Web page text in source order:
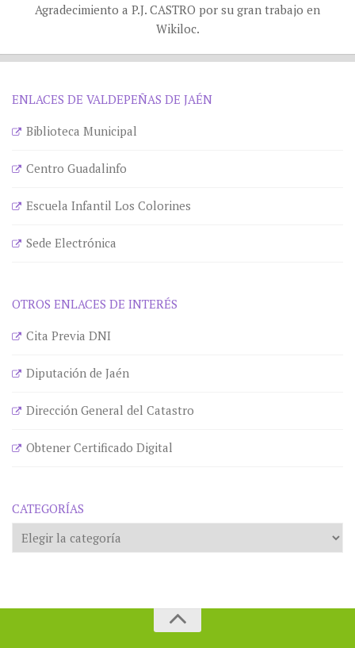
Agradecimiento a P.J. CASTRO por su gran trabajo en
Wikiloc.
ENLACES DE VALDEPEÑAS DE JAÉN
Biblioteca Municipal
Centro Guadalinfo
Escuela Infantil Los Colorines
Sede Electrónica
OTROS ENLACES DE INTERÉS
Cita Previa DNI
Diputación de Jaén
Dirección General del Catastro
Obtener Certificado Digital
CATEGORÍAS
Categorías